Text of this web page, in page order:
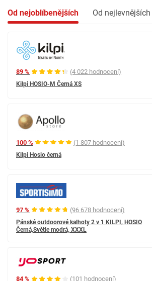
Od nejoblíbenějších Od nejlevnějších
89 % (4 022 hodnocení)
Kilpi HOSIO-M Černá XS
100 % (1 807 hodnocení)
Kilpi Hosio černá
97 % (96 678 hodnocení)
Pánské outdoorové kalhoty 2 v 1 KILPI, HOSIO
Černá,Světle modrá, XXXL
84 % (101 hodnocení)